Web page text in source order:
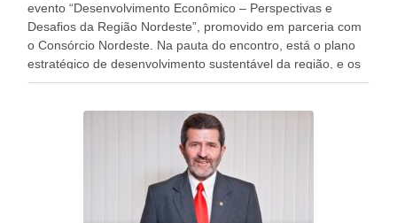
evento “Desenvolvimento Econômico – Perspectivas e
Desafios da Região Nordeste”, promovido em parceria com
o Consórcio Nordeste. Na pauta do encontro, está o plano
estratégico de desenvolvimento sustentável da região, e os
desafios para a elaboração de políticas públicas, que
evento contou com a presença do Vice-presidente Geraldo
Alckmin, que também ocupa o Ministério do
Desenvolvimento, Indústria, Comércio e Serviços, o ex
governador de Pernambuco, agora Presidente do Banco do
Nordeste, Paulo Câmara, o ex Deputado Federal, e
atualmente Superintendente da SUDENE, Danilo Cabral, da